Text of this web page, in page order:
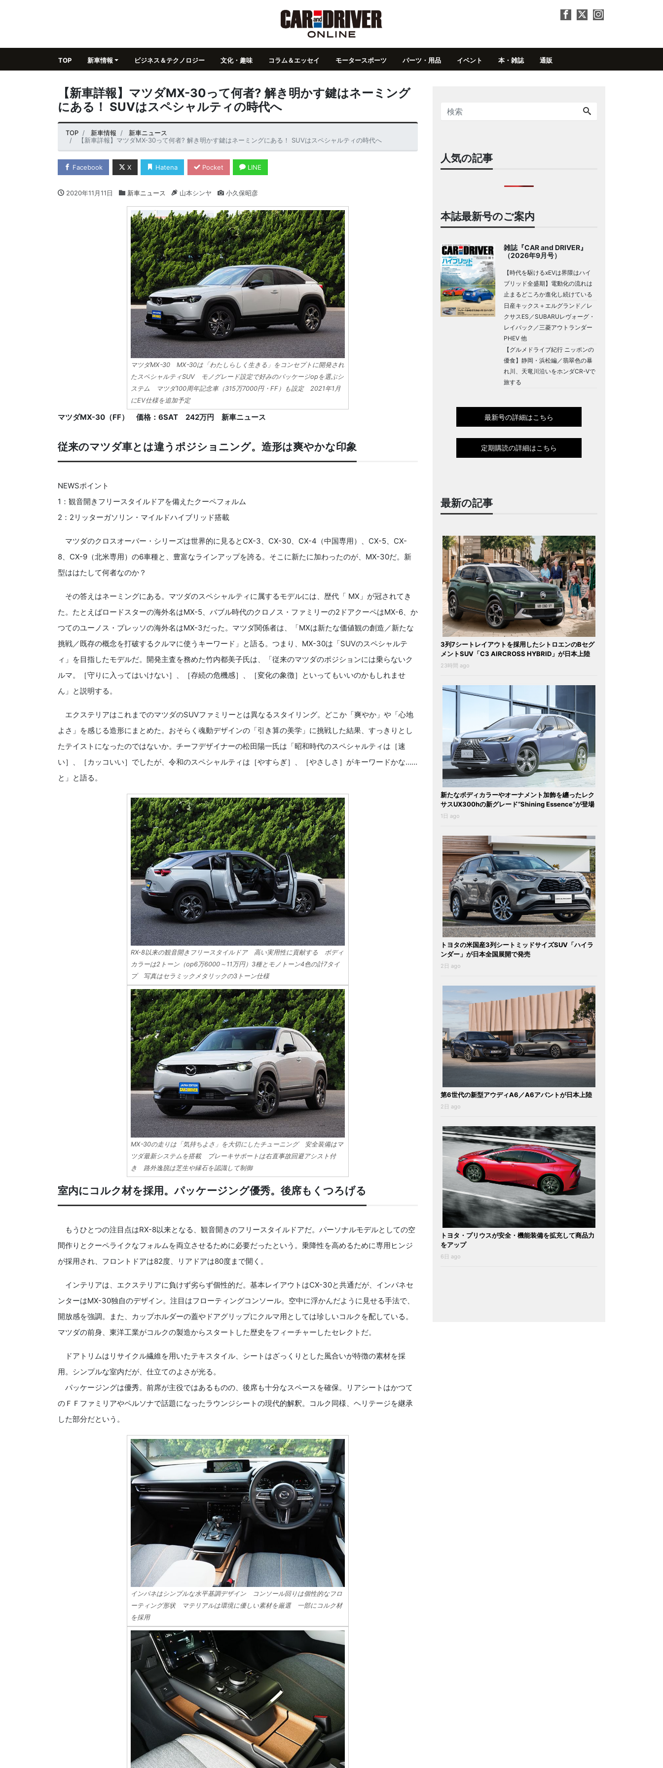
TOP 新車情報 ビジネス＆テクノロジー 文化・趣味 コラム＆エッセイ モータースポーツ パーツ・用品 イベント 本・雑誌 通販
【新車詳報】マツダMX-30って何者? 解き明かす鍵はネーミング
にある！ SUVはスペシャルティの時代へ
TOP 新車情報
新車ニュース
【新車詳報】マツダMX-30って何者? 解き明かす鍵はネーミングにある！ SUVはスペシャルティの時代へ
Facebook X Hatena Pocket LINE
2020年11月11日 新車ニュース 山本シンヤ 小久保昭彦
マツダMXｰ30 MXｰ30は「わたしらしく生きる」をコンセプトに開発され
たスペシャルティSUV モノグレード設定で好みのパッケージopを選ぶシ
ステム マツダ100周年記念車（315万7000円・FF）も設定 2021年1月
にEV仕様を追加予定
マツダMX-30（FF） 価格：6SAT 242万円 新車ニュース
従来のマツダ車とは違うポジショニング。造形は爽やかな印象
NEWSポイント
1：観音開きフリースタイルドアを備えたクーペフォルム
2：2リッターガソリン・マイルドハイブリッド搭載
マツダのクロスオーバー・シリーズは世界的に見るとCX-3、CX-30、CX-4（中国専用）、CX-5、CX-
8、CX-9（北米専用）の6車種と、豊富なラインアップを誇る。そこに新たに加わったのが、MX-30だ。新
型ははたして何者なのか？
その答えはネーミングにある。マツダのスペシャルティに属するモデルには、歴代「 MX」が冠されてき
た。たとえばロードスターの海外名はMX-5、バブル時代のクロノス・ファミリーの2ドアクーペはMX-6、か
つてのユーノス・プレッソの海外名はMX-3だった。マツダ関係者は、「MXは新たな価値観の創造／新たな
挑戦／既存の概念を打破するクルマに使うキーワード」と語る。つまり、MX-30は「SUVのスペシャルテ
ィ」を目指したモデルだ。開発主査を務めた竹内都美子氏は、「従来のマツダのポジションには乗らないク
ルマ。［守りに入ってはいけない］、［存続の危機感］、［変化の象徴］といってもいいのかもしれませ
ん」と説明する。
エクステリアはこれまでのマツダのSUVファミリーとは異なるスタイリング。どこか「爽やか」や「心地
よさ」を感じる造形にまとめた。おそらく魂動デザインの「引き算の美学」に挑戦した結果、すっきりとし
たテイストになったのではないか。チーフデザイナーの松田陽一氏は「昭和時代のスペシャルティは［速
い］、［カッコいい］でしたが、令和のスペシャルティは［やすらぎ］、［やさしさ］がキーワードかな……
と」と語る。
RX-8以来の観音開きフリースタイルドア 高い実用性に貢献する ボディ
カラーは2トーン（op6万6000～11万円）3種とモノトーン4色の計7タイ
プ 写真はセラミックメタリックの3トーン仕様
MXｰ30の走りは「気持ちよさ」を大切にしたチューニング 安全装備はマ
ツダ最新システムを搭載 ブレーキサポートは右直事故回避アシスト付
き 路外逸脱は芝生や縁石を認識して制御
室内にコルク材を採用。パッケージング優秀。後席もくつろげる
もうひとつの注目点はRX-8以来となる、観音開きのフリースタイルドアだ。パーソナルモデルとしての空
間作りとクーペライクなフォルムを両立させるために必要だったという。乗降性を高めるために専用ヒンジ
が採用され、フロントドアは82度、リアドアは80度まで開く。
インテリアは、エクステリアに負けず劣らず個性的だ。基本レイアウトはCX-30と共通だが、インパネセ
ンターはMX-30独自のデザイン。注目はフローティングコンソール。空中に浮かんだように見せる手法で、
開放感を強調。また、カップホルダーの蓋やドアグリップにクルマ用としては珍しいコルクを配している。
マツダの前身、東洋工業がコルクの製造からスタートした歴史をフィーチャーしたセレクトだ。
ドアトリムはリサイクル繊維を用いたテキスタイル、シートはざっくりとした風合いが特徴の素材を採
用。シンプルな室内だが、仕立てのよさが光る。
パッケージングは優秀。前席が主役ではあるものの、後席も十分なスペースを確保。リアシートはかつて
のＦＦファミリアやペルソナで話題になったラウンジシートの現代的解釈。コルク同様、ヘリテージを継承
した部分だという。
インパネはシンプルな水平基調デザイン コンソール回りは個性的なフロ
ーティング形状 マテリアルは環境に優しい素材を厳選 一部にコルク材
を採用
人気の記事
本誌最新号のご案内
雑誌『CAR and DRIVER』
（2026年9月号）
【時代を駆けるxEVは界隈はハイ
ブリッド全盛期】電動化の流れは
止まるどころか進化し続けている
日産キックス＋エルグランド／レ
クサスES／SUBARUレヴォーグ・
レイバック／三菱アウトランダー
PHEV 他
【グルメドライブ紀行 ニッポンの
優食】静岡・浜松編／翡翠色の暴
れ川、天竜川沿いをホンダCR-Vで
旅する
最新号の詳細はこちら
定期購読の詳細はこちら
最新の記事
3列7シートレイアウトを採用したシトロエンのBセグ
メントSUV「C3 AIRCROSS HYBRID」が日本上陸
23時間 ago
新たなボディカラーやオーナメント加飾を纏ったレク
サスUX300hの新グレード“Shining Essence”が登場
1日 ago
トヨタの米国産3列シートミッドサイズSUV「ハイラ
ンダー」が日本全国展開で発売
2日 ago
第6世代の新型アウディA6／A6アバントが日本上陸
2日 ago
トヨタ・プリウスが安全・機能装備を拡充して商品力
をアップ
6日 ago